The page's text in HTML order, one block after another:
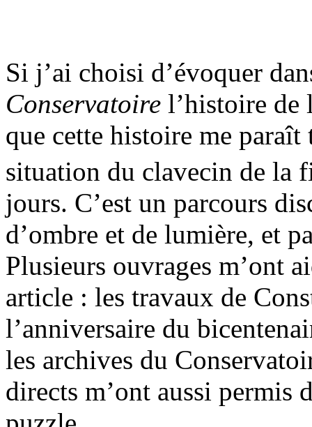
Si j’ai choisi d’évoquer
Conservatoire l’histoire de
que cette histoire me
situation du clavecin de la
jours. C’est un parcours
d’ombre et de lumière, et
Plusieurs ouvrages m’ont
article : les travaux de
l’anniversaire du
les archives du
directs m’ont aussi permis